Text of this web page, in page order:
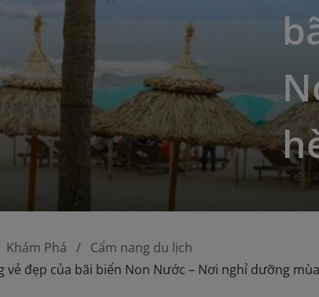
Khám Phá
Cẩm nang du lịch
vẻ đẹp của bãi biển Non Nước – Nơi nghỉ dưỡng